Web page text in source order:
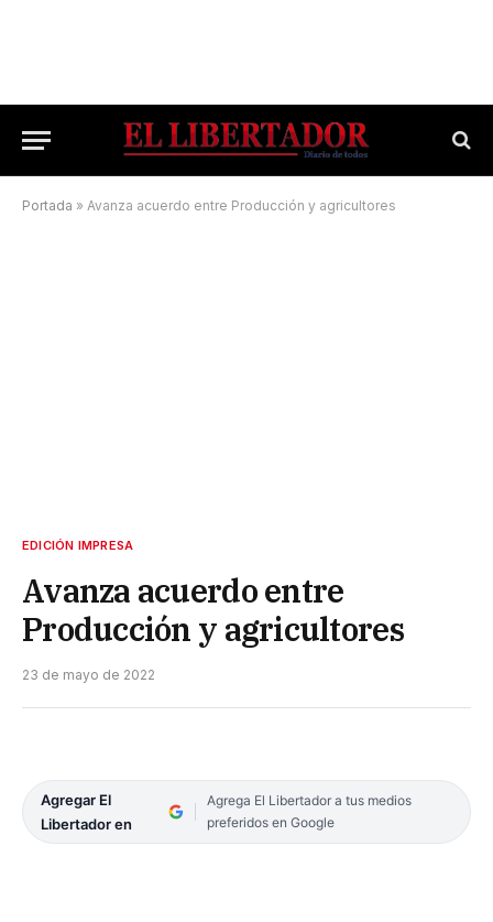
Portada » Avanza acuerdo entre Producción y agricultores
EDICIÓN IMPRESA
Avanza acuerdo entre
Producción y agricultores
23 de mayo de 2022
Agregar El
Libertador en
Agrega El Libertador a tus medios
preferidos en Google